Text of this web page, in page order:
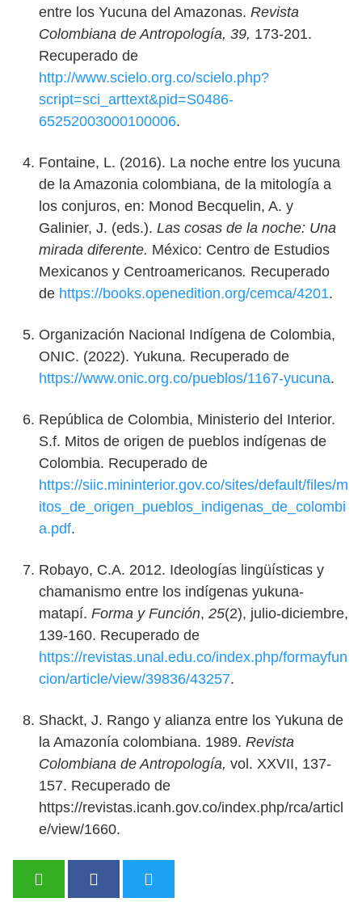
entre los Yucuna del Amazonas. Revista
Colombiana de Antropología, 39, 173-201.
Recuperado de
http://www.scielo.org.co/scielo.php?
script=sci_arttext&pid=S0486-
65252003000100006.
Fontaine, L. (2016). La noche entre los yucuna
de la Amazonia colombiana, de la mitología a
los conjuros, en: Monod Becquelin, A. y
Galinier, J. (eds.). Las cosas de la noche: Una
mirada diferente. México: Centro de Estudios
Mexicanos y Centroamericanos. Recuperado
de https://books.openedition.org/cemca/4201.
Organización Nacional Indígena de Colombia,
ONIC. (2022). Yukuna. Recuperado de
https://www.onic.org.co/pueblos/1167-yucuna.
República de Colombia, Ministerio del Interior.
S.f. Mitos de origen de pueblos indígenas de
Colombia. Recuperado de
https://siic.mininterior.gov.co/sites/default/files/m
itos_de_origen_pueblos_indigenas_de_colombi
a.pdf.
Robayo, C.A. 2012. Ideologías lingüísticas y
chamanismo entre los indígenas yukuna-
matapí. Forma y Función, 25(2), julio-diciembre,
139-160. Recuperado de
https://revistas.unal.edu.co/index.php/formayfun
cion/article/view/39836/43257.
Shackt, J. Rango y alianza entre los Yukuna de
la Amazonía colombiana. 1989. Revista
Colombiana de Antropología, vol. XXVII, 137-
157. Recuperado de
https://revistas.icanh.gov.co/index.php/rca/articl
e/view/1660.